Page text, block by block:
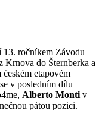
13. ročníkem Závodu
Krnova do Šternberka a
etapovém
v posledním dílu
Alberto Monti v
pátou pozici.